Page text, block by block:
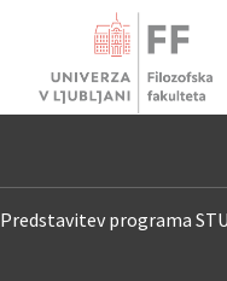
Predstavitev programa STU